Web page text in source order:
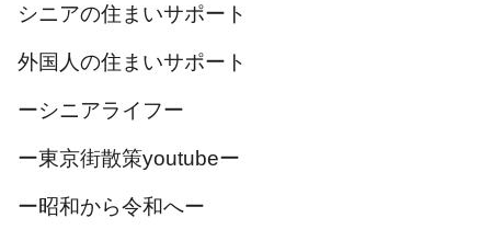
シニアの住まいサポート
外国人の住まいサポート
ーシニアライフー
ー東京街散策youtubeー
ー昭和から令和へー